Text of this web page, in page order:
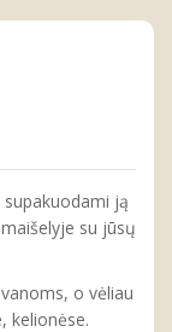
ją
su jūsų
o vėliau
kelionėse.